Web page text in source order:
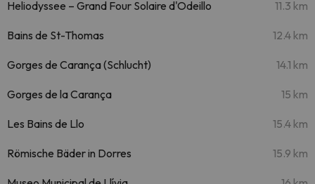
Heliodyssee – Grand Four Solaire d'Odeillo 11.3 km
Bains de St-Thomas 12.4 km
Gorges de Carança (Schlucht) 14.1 km
Gorges de la Carança 15 km
Les Bains de Llo 15.4 km
Römische Bäder in Dorres 15.9 km